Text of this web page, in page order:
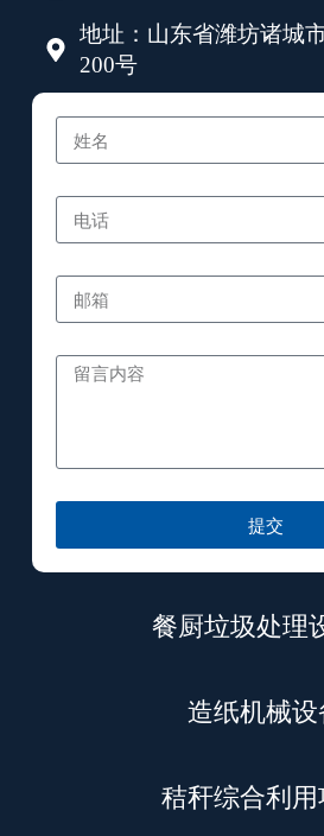
地址：山东省潍坊诸城
200号
提交
餐厨垃圾处理
造纸机械设
秸秆综合利用